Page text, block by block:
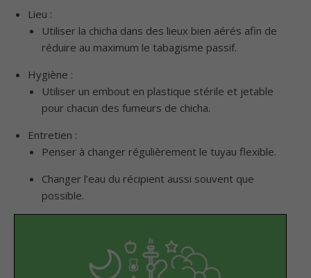
Lieu :
Utiliser la chicha dans des lieux bien aérés afin de
réduire au maximum le tabagisme passif.
Hygiène :
Utiliser un embout en plastique stérile et jetable
pour chacun des fumeurs de chicha.
Entretien :
Penser à changer régulièrement le tuyau flexible.
Changer l’eau du récipient aussi souvent que
possible.